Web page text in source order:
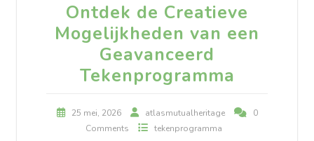
Ontdek de Creatieve
Mogelijkheden van een
Geavanceerd
Tekenprogramma
25 mei, 2026 atlasmutualheritage
0
Comments
tekenprogramma